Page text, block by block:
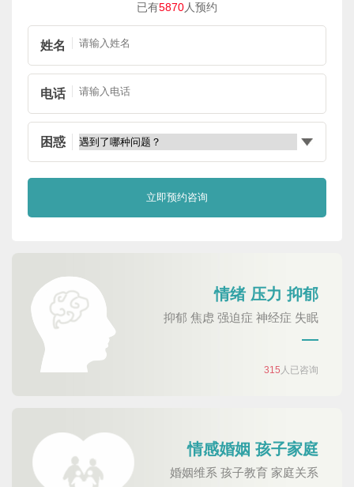
已有5870人预约
姓名
电话
困惑
情绪 压力 抑郁
抑郁 焦虑 强迫症 神经症 失眠
315 人已咨询
情感婚姻 孩子家庭
婚姻维系 孩子教育 家庭关系